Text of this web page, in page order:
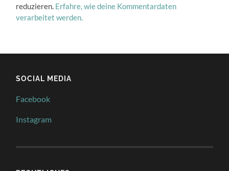
reduzieren. Erfahre, wie deine Kommentardaten
verarbeitet werden.
SOCIAL MEDIA
Facebook
Instagram